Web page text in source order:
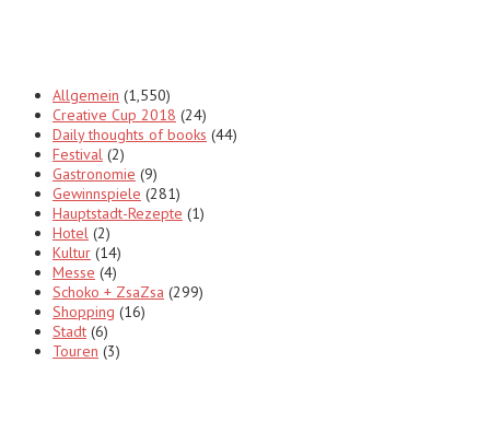
Allgemein (1,550)
Creative Cup 2018 (24)
Daily thoughts of books (44)
Festival (2)
Gastronomie (9)
Gewinnspiele (281)
Hauptstadt-Rezepte (1)
Hotel (2)
Kultur (14)
Messe (4)
Schoko + ZsaZsa (299)
Shopping (16)
Stadt (6)
Touren (3)